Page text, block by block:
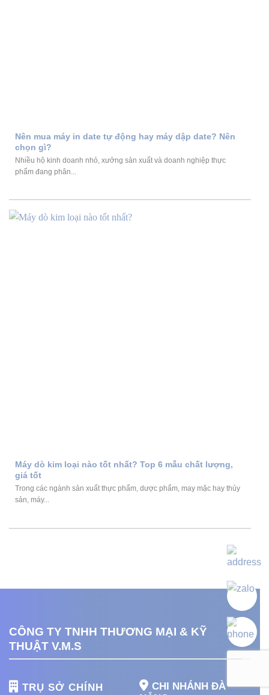
Nên mua máy in date tự động hay máy dập date? Nên
chọn gì?
Nhiều hộ kinh doanh nhỏ, xưởng sản xuất và doanh nghiệp thực
phẩm đang phân...
Máy dò kim loại nào tốt nhất? Top 6 mẫu chất lượng,
giá tốt
Trong các ngành sản xuất thực phẩm, dược phẩm, may mặc hay thủy
sản, máy...
CÔNG TY TNHH THƯƠNG MẠI & KỸ
THUẬT V.M.S
TRỤ SỞ CHÍNH
CHI NHÁNH ĐÀ